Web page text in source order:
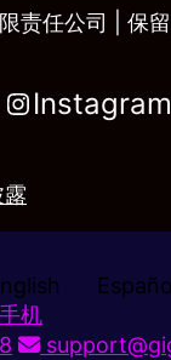
责任公司 | 保
Instagram
机